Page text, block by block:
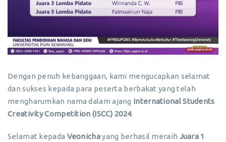
Dengan penuh kebanggaan, kami mengucapkan selamat
dan sukses kepada para peserta berbakat yang telah
mengharumkan nama dalam ajang International Students
Creativity Competition (ISCC) 2024.
Selamat kepada Veonichayang berhasil meraih Juara 1